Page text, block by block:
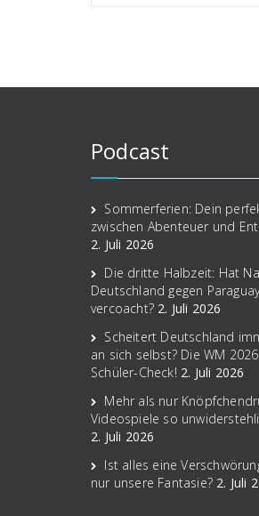
Podcast
Sommerferien: Dein
zwischen Abenteuer und
2. Juli 2026
Die dritte Halbzeit: Hat
Deutschland gegen
vercoacht? 2. Juli 2026
Scheitert Deutschland
an sich selbst? Die WM
Schüler-Check! 2. Juli 2026
Mehr als nur
Videospiele so
2. Juli 2026
Ist alles eine
nur unsere Fantasie? 2. Juli